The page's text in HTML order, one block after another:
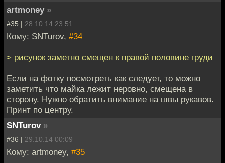
artmoney »
#35 | 28.10.14 23:51
Кому: SNTurov, #34
> рисунок заметно смещен к правой половине груди
Если на фотку посмотреть как следует, то можно
заметить что майка лежит неровно, смещена в
сторону. Нужно обратить внимание на швы рукавов.
Принт по центру.
SNTurov »
#36 | 29.10.14 00:09
Кому: artmoney, #35